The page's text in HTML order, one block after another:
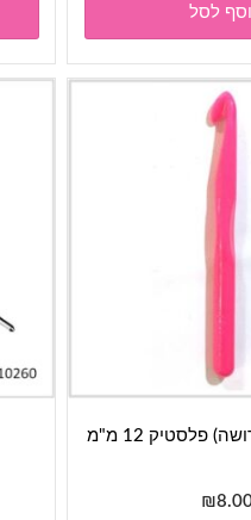
לסל
פלסטיק 12 מ"מ
₪